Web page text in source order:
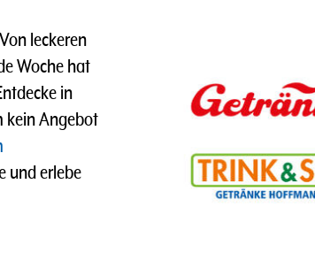
leckeren
Woche hat
in
kein Angebot
und erlebe